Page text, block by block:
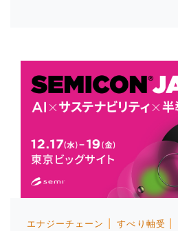
エナジーチェーン すべり軸受